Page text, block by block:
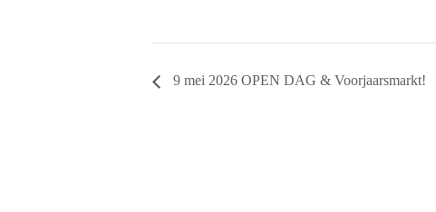
9 mei 2026 OPEN DAG & Voorjaarsmarkt!